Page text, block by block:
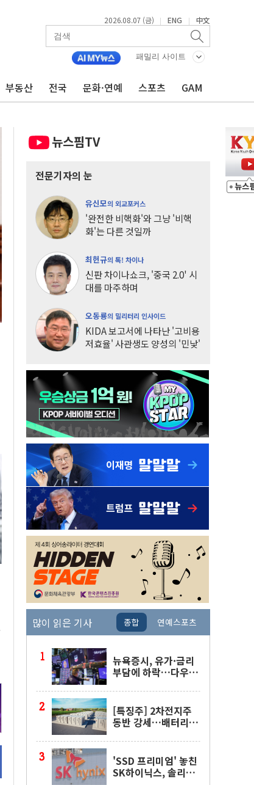
2026.08.07 (금) | ENG | 中文
패밀리 사이트
부동산 전국 문화·연예 스포츠 GAM
뉴스핌TV
전문기자의 눈
유신모의 외교포커스
'완전한 비핵화'와 그냥 '비핵
화'는 다른 것일까
최헌규의 톡! 차이나
신판 차이나쇼크, '중국 2.0' 시
대를 마주하며
오동룡의 밀리터리 인사이드
KIDA 보고서에 나타난 '고비용
저효율' 사관생도 양성의 '민낯'
많이 읽은 기사 종합 연예스포츠
뉴욕증시, 유가·금리
부담에 하락…다우 5
[특징주] 2차전지주
동반 강세…배터리3
'SSD 프리미엄' 놓친
SK하이닉스, 솔리다